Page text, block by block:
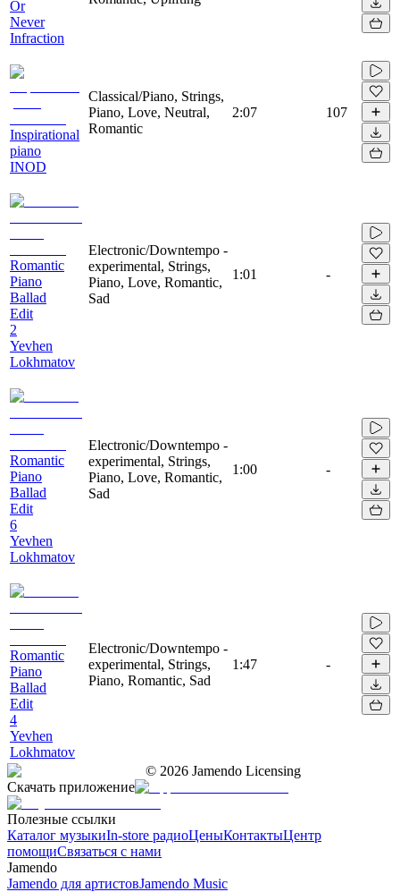
Or
Never
Infraction
Inspirational
piano
INOD
Classical/Piano, Strings,
Piano, Love, Neutral,
Romantic
2:07 107
Romantic
Piano
Ballad
Edit
2
Yevhen
Lokhmatov
Electronic/Downtempo -
experimental, Strings,
Piano, Love, Romantic,
Sad
1:01 -
Romantic
Piano
Ballad
Edit
6
Yevhen
Lokhmatov
Electronic/Downtempo -
experimental, Strings,
Piano, Love, Romantic,
Sad
1:00 -
Romantic
Piano
Ballad
Edit
4
Yevhen
Lokhmatov
Electronic/Downtempo -
experimental, Strings,
Piano, Romantic, Sad
1:47 -
© 2026 Jamendo Licensing
Скачать приложение
Полезные ссылки
Каталог музыкиIn-store радиоЦеныКонтактыЦентр
помощиСвязаться с нами
Jamendo
Jamendo для артистовJamendo Music